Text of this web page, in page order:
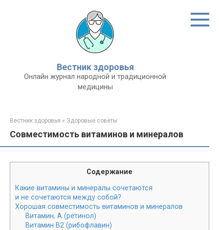
Вестник здоровья
Онлайн журнал народной и традиционной
медицины
Вестник здоровья » Здоровые советы
Совместимость витаминов и минералов
Содержание
Какие витамины и минералы сочетаются
и не сочетаются между собой?
Хорошая совместимость витаминов и минералов
Витамин, А (ретинол)
Витамин В2 (рибофлавин)